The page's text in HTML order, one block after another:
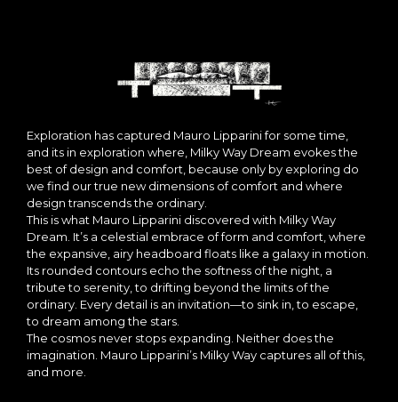
Exploration has captured Mauro Lipparini for some time,
and its in exploration where, Milky Way Dream evokes the
best of design and comfort, because only by exploring do
we find our true new dimensions of comfort and where
design transcends the ordinary.
This is what Mauro Lipparini discovered with Milky Way
Dream. It’s a celestial embrace of form and comfort, where
the expansive, airy headboard floats like a galaxy in motion.
Its rounded contours echo the softness of the night, a
tribute to serenity, to drifting beyond the limits of the
ordinary. Every detail is an invitation—to sink in, to escape,
to dream among the stars.
The cosmos never stops expanding. Neither does the
imagination. Mauro Lipparini’s Milky Way captures all of this,
and more.